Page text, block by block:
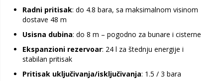
Radni pritisak: do 4.8 bara, sa maksimalnom visinom
dostave 48 m
Usisna dubina: do 8 m – pogodno za bunare i cisterne
Ekspanzioni rezervoar: 24 l za štednju energije i
stabilan pritisak
Pritisak uključivanja/isključivanja: 1.5 / 3 bara